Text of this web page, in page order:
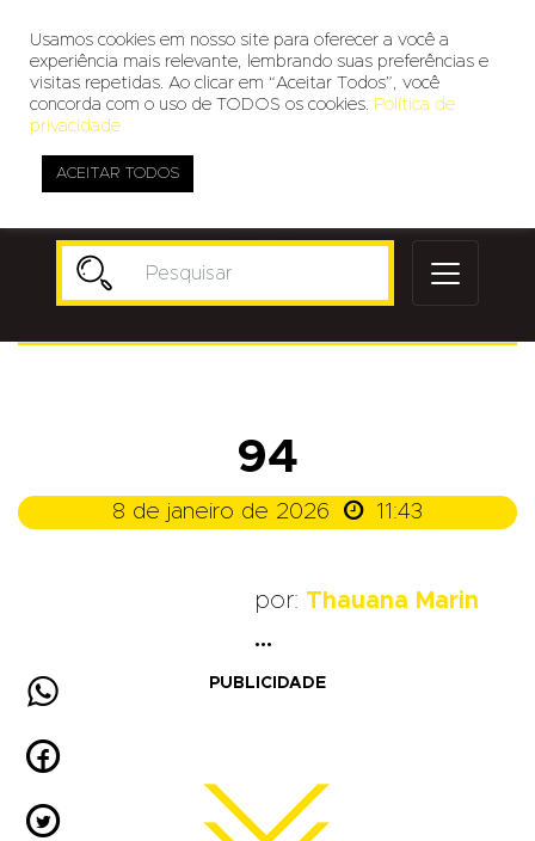
94
8 de janeiro de 2026  11:43
por: Thauana Marin
...



PUBLICIDADE
Usamos cookies em nosso site para oferecer a você a
experiência mais relevante, lembrando suas preferências e
visitas repetidas. Ao clicar em “Aceitar Todos”, você
concorda com o uso de TODOS os cookies. Política de
privacidade
ACEITAR TODOS